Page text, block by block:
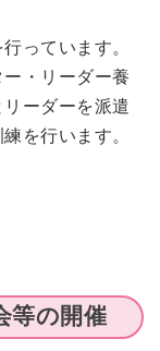
っています。
・リーダー養
ーダーを派遣
を行います。
等の開催